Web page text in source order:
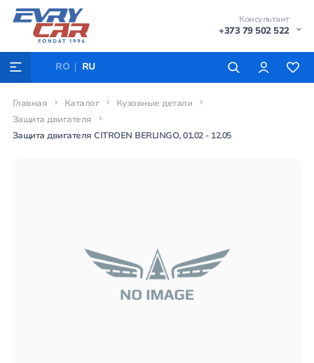
Консультант
+373 79 502 522
RO RU
Главная Каталог
Кузовные детали
Защита двигателя
Защита двигателя CITROEN BERLINGO, 01.02 - 12.05